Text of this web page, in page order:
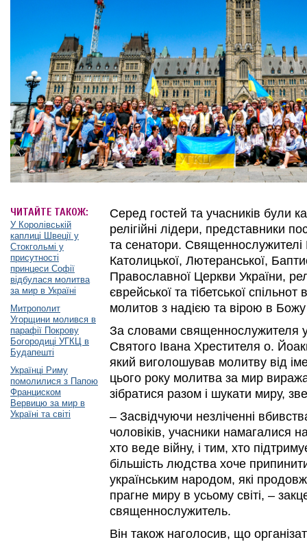
ЧИТАЙТЕ ТАКОЖ:
У Королівській
каплиці Швеції у
Стокгольмі у
присутності
принцеси Софії
відбулася молитва
за мир в Україні
Митрополит
Угорщини молився в
парафії Покрову
Богородиці УГКЦ в
Будапешті
Українці Риму
помолилися з Папою
Франциском
Вервицю за мир в
Україні та світі
Серед гостей та учасників були
релігійні лідери, представники
та сенатори. Священнослужителі
Католицької, Лютеранської,
Православної Церкви України,
єврейської та тібетської
молитов з надією та вірою в
За словами священнослужителя
Святого Івана Хрестителя о.
який виголошував молитву від
цього року молитва за мир
зібратися разом і шукати миру,
– Засвідчуючи незліченні
чоловіків, учасники намагалися
хто веде війну, і тим, хто
більшість людства хоче
українським народом, які
прагне миру в усьому світі, –
священнослужитель.
Він також наголосив, що